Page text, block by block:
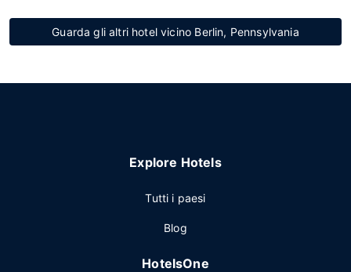
Guarda gli altri hotel vicino Berlin, Pennsylvania
Explore Hotels
Tutti i paesi
Blog
HotelsOne